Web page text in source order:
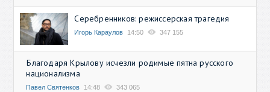
Серебренников: режиссерская трагедия
Игорь Караулов 14:50 347 155
Благодаря Крылову исчезли родимые пятна русского
национализма
Павел Святенков 14:48 343 065